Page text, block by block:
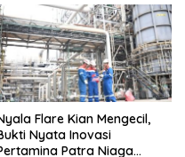
Flare Kian Mengecil,
Nyata Inovasi
Patra Niaga